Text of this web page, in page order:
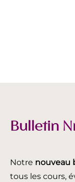
Bulletin
Notre nouveau
tous les cours,